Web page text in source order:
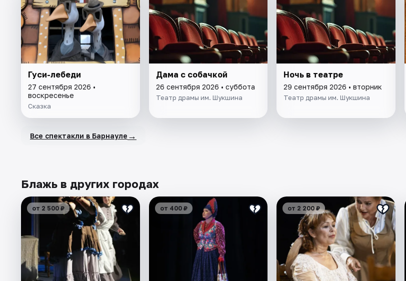
Гуси-лебеди
27 сентября 2026 •
воскресенье
Сказка
Дама с собачкой
26 сентября 2026 • суббота
Театр драмы им. Шукшина
Ночь в театре
29 сентября 2026 • вторник
Театр драмы им. Шукшина
Все спектакли в Барнауле →
Блажь в других городах
от 2 500 ₽ от 400 ₽ от 2 200 ₽